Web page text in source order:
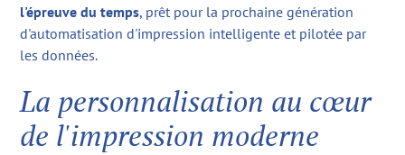
l'épreuve du temps, prêt pour la prochaine génération
d'automatisation d'impression intelligente et pilotée par
les données.
La personnalisation au cœur
de l'impression moderne